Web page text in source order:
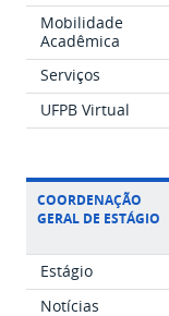
Mobilidade
Acadêmica
Serviços
UFPB Virtual
COORDENAÇÃO
GERAL DE ESTÁGIO
Estágio
Notícias